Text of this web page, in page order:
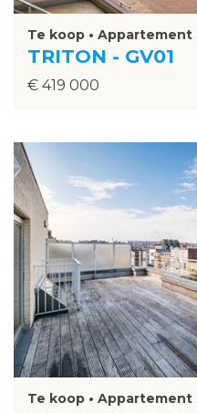
Te koop • Appartement
TRITON - GV01
€ 419 000
Te koop • Appartement